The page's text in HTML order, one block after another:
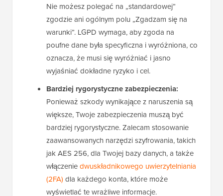
Nie możesz polegać na „standardowej”
zgodzie ani ogólnym polu „Zgadzam się na
warunki”. LGPD wymaga, aby zgoda na
poufne dane była specyficzna i wyróżniona, co
oznacza, że musi się wyróżniać i jasno
wyjaśniać dokładne ryzyko i cel.
Bardziej rygorystyczne zabezpieczenia:
Ponieważ szkody wynikające z naruszenia są
większe, Twoje zabezpieczenia muszą być
bardziej rygorystyczne. Zalecam stosowanie
zaawansowanych narzędzi szyfrowania, takich
jak AES 256, dla Twojej bazy danych, a także
włączeniedwuskładnikowego uwierzytelniania
(2FA) dla każdego konta, które może
wyświetlać te wrażliwe informacje.